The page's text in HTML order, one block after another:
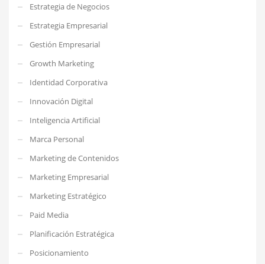
Estrategia de Negocios
Estrategia Empresarial
Gestión Empresarial
Growth Marketing
Identidad Corporativa
Innovación Digital
Inteligencia Artificial
Marca Personal
Marketing de Contenidos
Marketing Empresarial
Marketing Estratégico
Paid Media
Planificación Estratégica
Posicionamiento